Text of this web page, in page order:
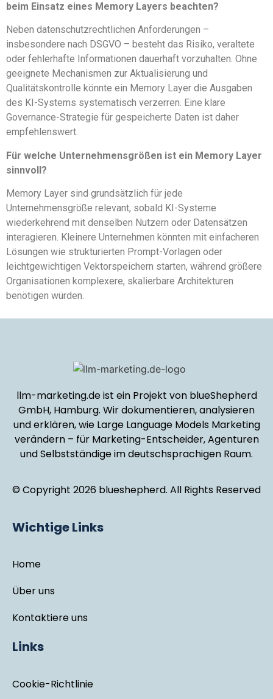
beim Einsatz eines Memory Layers beachten?
Neben datenschutzrechtlichen Anforderungen –
insbesondere nach DSGVO – besteht das Risiko, veraltete
oder fehlerhafte Informationen dauerhaft vorzuhalten. Ohne
geeignete Mechanismen zur Aktualisierung und
Qualitätskontrolle könnte ein Memory Layer die Ausgaben
des KI-Systems systematisch verzerren. Eine klare
Governance-Strategie für gespeicherte Daten ist daher
empfehlenswert.
Für welche Unternehmensgrößen ist ein Memory Layer
sinnvoll?
Memory Layer sind grundsätzlich für jede
Unternehmensgröße relevant, sobald KI-Systeme
wiederkehrend mit denselben Nutzern oder Datensätzen
interagieren. Kleinere Unternehmen könnten mit einfacheren
Lösungen wie strukturierten Prompt-Vorlagen oder
leichtgewichtigen Vektorspeichern starten, während größere
Organisationen komplexere, skalierbare Architekturen
benötigen würden.
llm-marketing.de ist ein Projekt von blueShepherd
GmbH, Hamburg. Wir dokumentieren, analysieren
und erklären, wie Large Language Models Marketing
verändern – für Marketing-Entscheider, Agenturen
und Selbstständige im deutschsprachigen Raum.
© Copyright 2026 blueshepherd. All Rights Reserved
Wichtige Links
Home
Über uns
Kontaktiere uns
Links
Cookie-Richtlinie